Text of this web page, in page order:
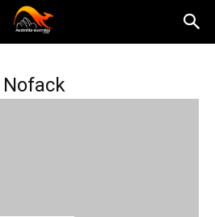
Nofack